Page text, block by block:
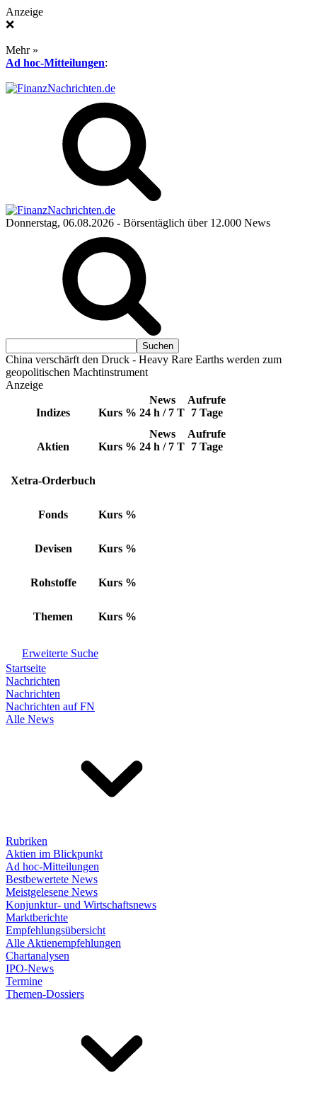
Anzeige
❌
Mehr »
Ad hoc-Mitteilungen:
Donnerstag, 06.08.2026 - Börsentäglich über 12.000 News
China verschärft den Druck - Heavy Rare Earths werden zum
geopolitischen Machtinstrument
Anzeige
Indizes Kurs %
News
24 h / 7 T
Aufrufe
7 Tage
Aktien Kurs %
News
24 h / 7 T
Aufrufe
7 Tage
Xetra-Orderbuch
Fonds Kurs %
Devisen Kurs %
Rohstoffe Kurs %
Themen Kurs %
Erweiterte Suche
Startseite
Nachrichten
Nachrichten
Nachrichten auf FN
Alle News
Rubriken
Aktien im Blickpunkt
Ad hoc-Mitteilungen
Bestbewertete News
Meistgelesene News
Konjunktur- und Wirtschaftsnews
Marktberichte
Empfehlungsübersicht
Alle Aktienempfehlungen
Chartanalysen
IPO-News
Termine
Themen-Dossiers